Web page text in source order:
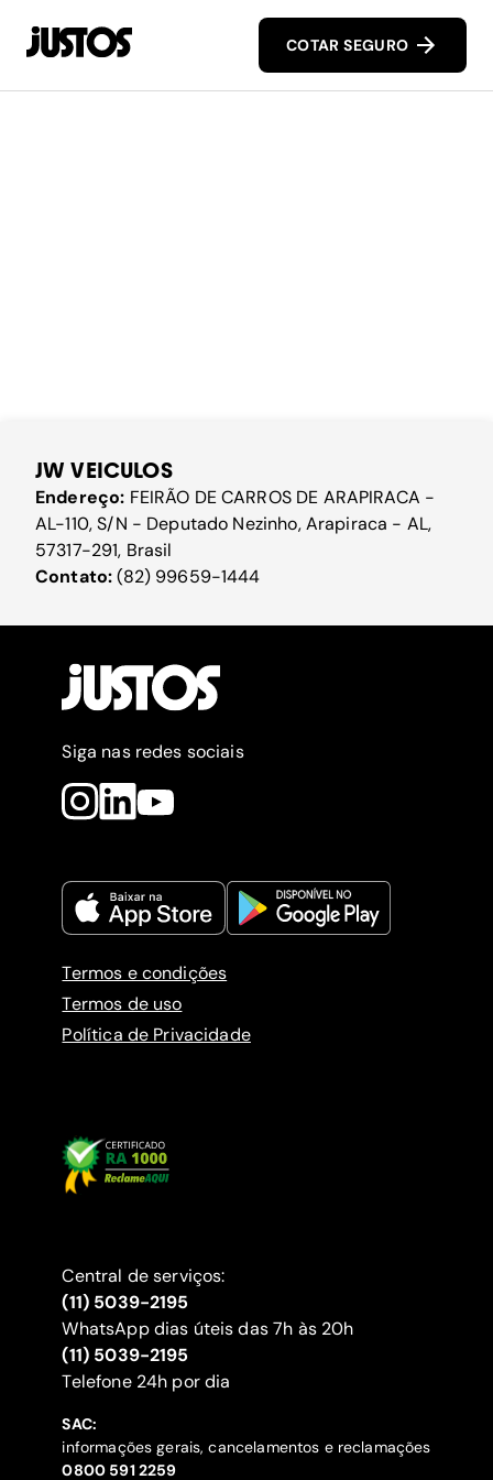
COTAR SEGURO
JW VEICULOS
Endereço: FEIRÃO DE CARROS DE ARAPIRACA -
AL-110, S/N - Deputado Nezinho, Arapiraca - AL,
57317-291, Brasil
Contato:(82) 99659-1444
Siga nas redes sociais
Termos e condições
Termos de uso
Política de Privacidade
Central de serviços:
(11) 5039-2195
WhatsApp dias úteis das 7h às 20h
(11) 5039-2195
‍Telefone 24h por dia
SAC:
informações gerais, cancelamentos e reclamações
‍0800 591 2259